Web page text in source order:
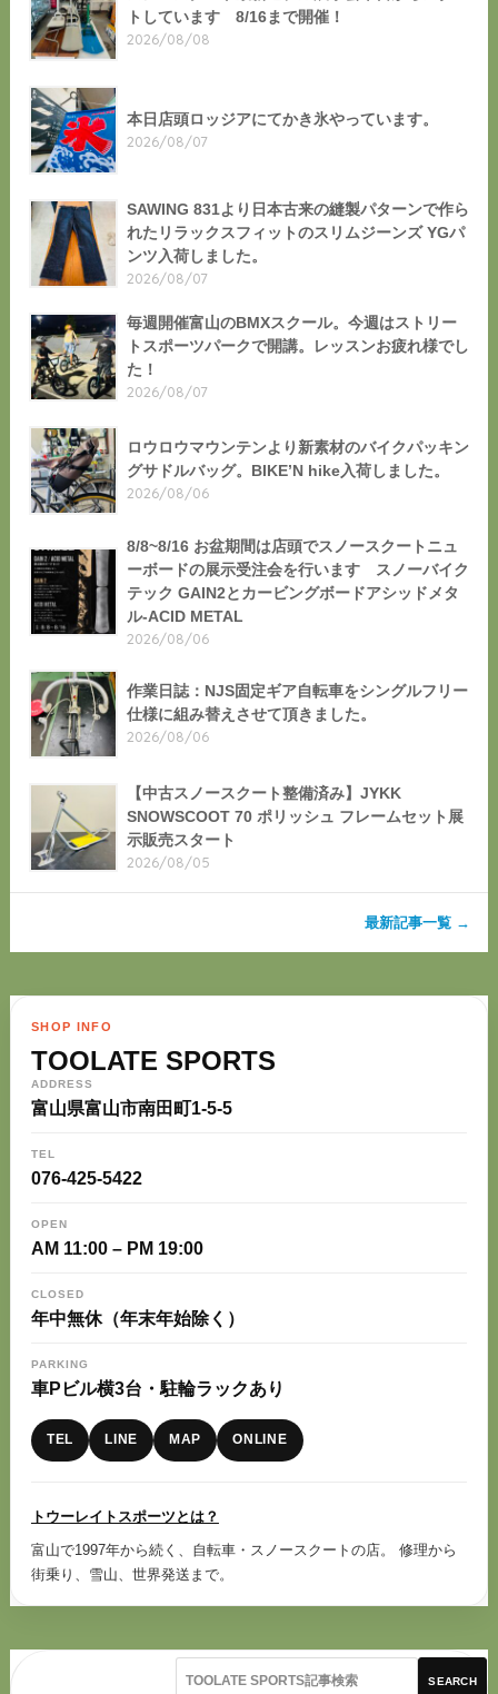
トしています 8/16まで開催！
2026/08/08
本日店頭ロッジアにてかき氷やっています。
2026/08/07
SAWING 831より日本古来の縫製パターンで作ら
れたリラックスフィットのスリムジーンズ YGパ
ンツ入荷しました。
2026/08/07
毎週開催富山のBMXスクール。今週はストリー
トスポーツパークで開講。レッスンお疲れ様でし
た！
2026/08/07
ロウロウマウンテンより新素材のバイクパッキン
グサドルバッグ。BIKE’N hike入荷しました。
2026/08/06
8/8~8/16 お盆期間は店頭でスノースクートニュ
ーボードの展示受注会を行います スノーバイク
テック GAIN2とカービングボードアシッドメタ
ル-ACID METAL
2026/08/06
作業日誌：NJS固定ギア自転車をシングルフリー
仕様に組み替えさせて頂きました。
2026/08/06
【中古スノースクート整備済み】JYKK
SNOWSCOOT 70 ポリッシュ フレームセット展
示販売スタート
2026/08/05
最新記事一覧 →
SHOP INFO
TOOLATE SPORTS
ADDRESS
富山県富山市南田町1-5-5
TEL
076-425-5422
OPEN
AM 11:00 – PM 19:00
CLOSED
年中無休（年末年始除く）
PARKING
車Pビル横3台・駐輪ラックあり
TEL LINE MAP ONLINE
トウーレイトスポーツとは？
富山で1997年から続く、自転車・スノースクートの店。 修理から
街乗り、雪山、世界発送まで。
SEARCH